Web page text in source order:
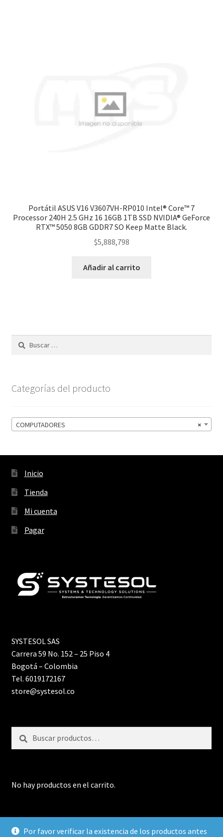
Por favor verificar la existencia de los productos antes
Portátil ASUS V16 V3607VH-RP010 Intel® Core™ 7
Processor 240H 2.5 GHz 16 16GB 1TB SSD NVIDIA® GeForce
RTX™ 5050 8GB GDDR7 SO Keep Matte Black.
$5,888,798
Añadir al carrito
Buscar:
Categorías del producto
×
COMPUTADORES
Inicio
Tienda
Mi cuenta
Pagar
SYSTESOL SAS
Carrera 59 No. 152 – 25 Piso 4
Bogotá – Colombia
Tel. 6019172167
store@systesol.co
Buscar
Buscar
No hay productos en el carrito.